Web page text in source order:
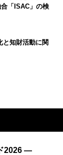
「ISAC」の検
と知財活動に関
2026 ―